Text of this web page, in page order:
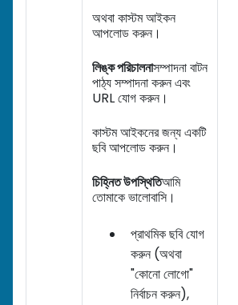
অথবা কাস্টম আইকন
আপলোড করুন।
লিঙ্ক পরিচালনাসম্পাদনা বাটন
পাঠ্য সম্পাদনা করুন এবং
URL যোগ করুন।
কাস্টম আইকনের জন্য একটি
ছবি আপলোড করুন।
চিহ্নিত উপস্থিতিআমি
তোমাকে ভালোবাসি।
প্রাথমিক ছবি যোগ
করুন (অথবা
"কোনো লোগো"
নির্বাচন করুন),